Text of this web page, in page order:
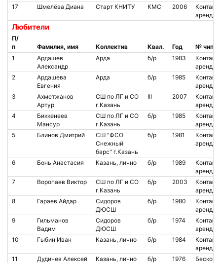
17 Шмелёва Диана Старт КНИТУ КМС 2006
Контакт.
аренда
Любители
П/
п
Фамилия, имя Коллектив Квал. Год
№ чипа
1
Ардашев
Александр
Арда б/р 1983
Контакт.
аренда
2
Ардашева
Евгения
Арда б/р 1985
Контакт.
аренда
3
Ахметжанов
Артур
СШ по ЛГ и СО
г.Казань
III 2007
Контакт.
аренда
4
Биккенеев
Мансур
СШ по ЛГ и СО
г.Казань
б/р 1985
Контакт.
аренда
5
Блинов Дмитрий
СШ "ФСО
Снежный
барс" г.Казань
б/р 1981
Контакт.
аренда
6 Бонь Анастасия Казань, лично б/р 1989
Контакт.
аренда
7
Воропаев Виктор
СШ по ЛГ и СО
г.Казань
б/р 2003
Контакт.
аренда
8
Гараев Айдар
Сидоров
ДЮСШ
б/р 1980
Контакт.
аренда
9
Гильманов
Вадим
Сидоров
ДЮСШ
б/р 1974
Контакт.
аренда
10
Гыбин Иван Казань, лично б/р 1984
Контакт.
аренда
11
Дудичев Алексей Казань, лично б/р 1976
Бесконт.